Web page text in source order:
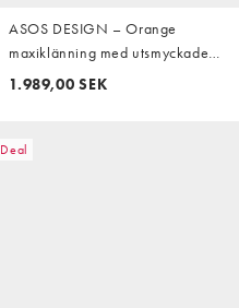
ASOS DESIGN – Orange
maxiklänning med utsmyckade
blommor och draperad, sänkt
1.989,00 SEK
Deal